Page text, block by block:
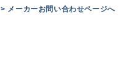
> メーカーお問い合わせページへ